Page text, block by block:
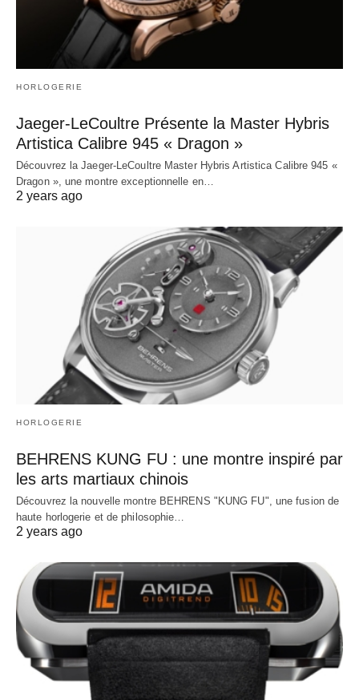
HORLOGERIE
Jaeger-LeCoultre Présente la Master Hybris
Artistica Calibre 945 « Dragon »
Découvrez la Jaeger-LeCoultre Master Hybris Artistica Calibre 945 «
Dragon », une montre exceptionnelle en…
2 years ago
HORLOGERIE
BEHRENS KUNG FU : une montre inspiré par
les arts martiaux chinois
Découvrez la nouvelle montre BEHRENS "KUNG FU", une fusion de
haute horlogerie et de philosophie…
2 years ago